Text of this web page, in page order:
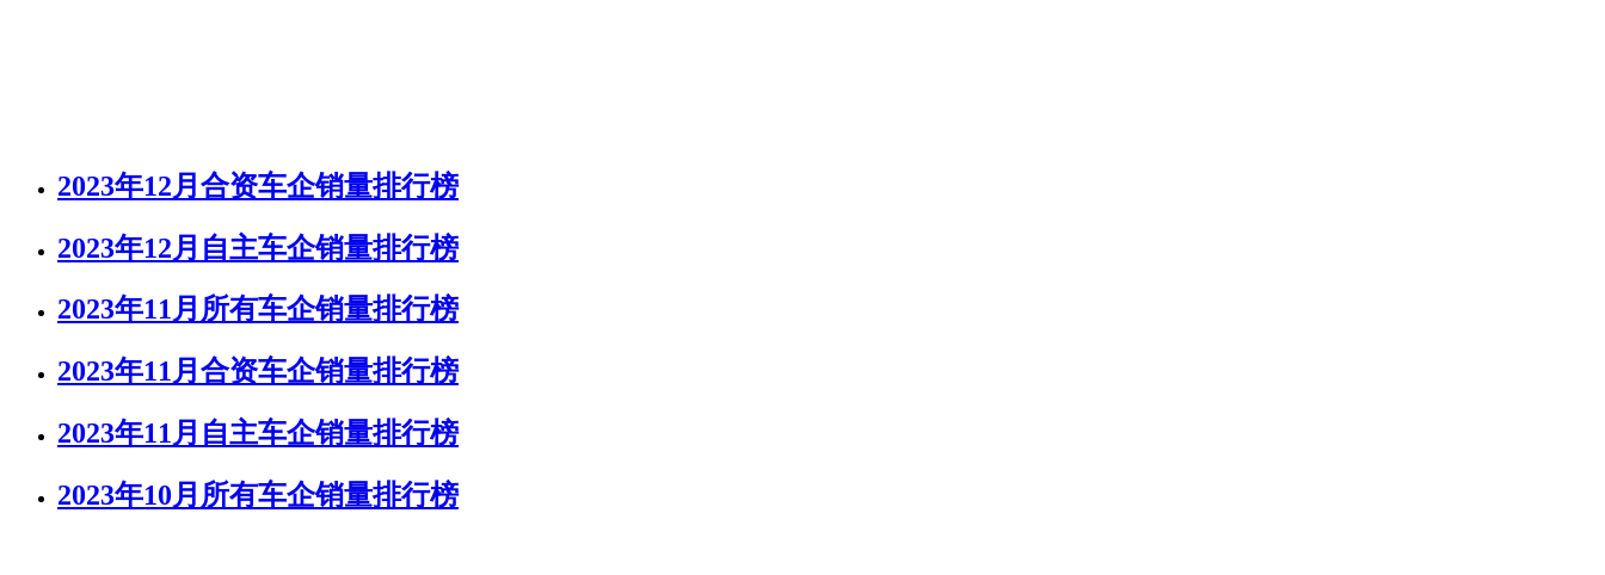
2023年12月合资车企销量排行榜
2023年12月自主车企销量排行榜
2023年11月所有车企销量排行榜
2023年11月合资车企销量排行榜
2023年11月自主车企销量排行榜
2023年10月所有车企销量排行榜